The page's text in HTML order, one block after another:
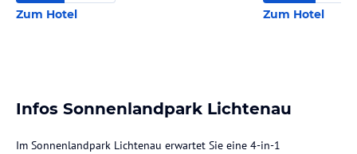
Zum Hotel Zum Hotel
Infos Sonnenlandpark Lichtenau
Im Sonnenlandpark Lichtenau erwartet Sie eine 4-in-1